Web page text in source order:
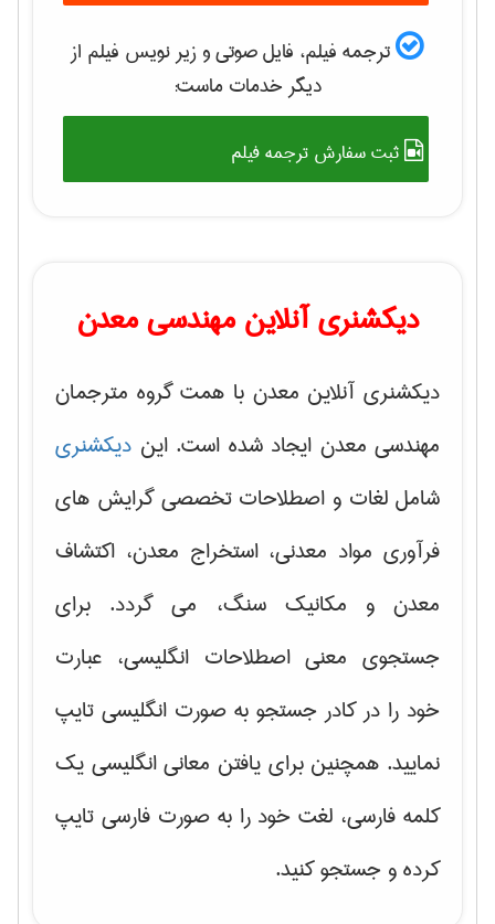
ترجمه فیلم، فایل صوتی و زیر نویس فیلم از
دیگر خدمات ماست:
ثبت سفارش ترجمه فیلم
دیکشنری آنلاین مهندسی معدن
دیکشنری آنلاین معدن با همت گروه مترجمان
مهندسی معدن ایجاد شده است. این دیکشنری
شامل لغات و اصطلاحات تخصصی گرایش های
فرآوری مواد معدنی، استخراج معدن، اکتشاف
معدن و مکانیک سنگ، می گردد. برای
جستجوی معنی اصطلاحات انگلیسی، عبارت
خود را در کادر جستجو به صورت انگلیسی تایپ
نمایید. همچنین برای یافتن معانی انگلیسی یک
کلمه فارسی، لغت خود را به صورت فارسی تایپ
کرده و جستجو کنید.